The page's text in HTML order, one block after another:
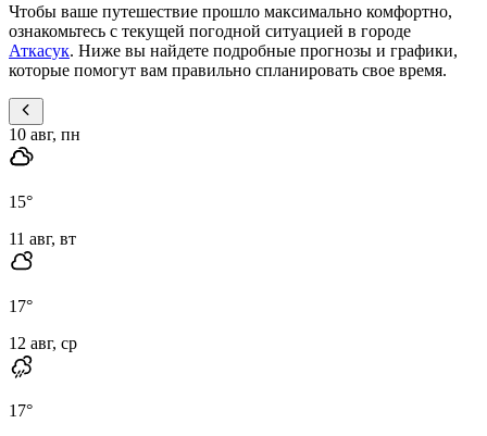
Чтобы ваше путешествие прошло максимально комфортно,
ознакомьтесь с текущей погодной ситуацией в городе
Аткасук. Ниже вы найдете подробные прогнозы и графики,
которые помогут вам правильно спланировать свое время.
10 авг, пн
15°
11 авг, вт
17°
12 авг, ср
17°